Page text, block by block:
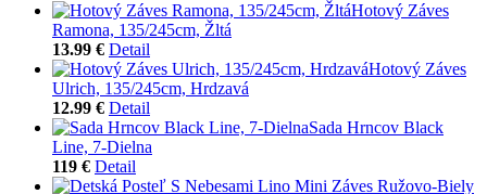
Hotový Záves
Ramona, 135/245cm, Žltá
13.99 € Detail
Hotový Záves
Ulrich, 135/245cm, Hrdzavá
12.99 € Detail
Sada Hrncov Black
Line, 7-Dielna
119 € Detail